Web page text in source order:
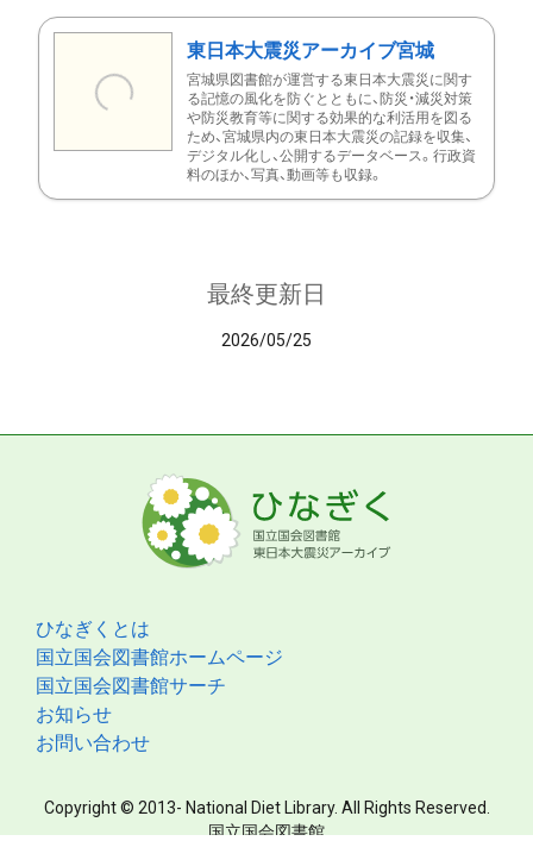
東日本大震災アーカイブ宮城
宮城県図書館が運営する東日本大震災に関す
る記憶の風化を防ぐとともに、防災・減災対策
や防災教育等に関する効果的な利活用を図る
ため、宮城県内の東日本大震災の記録を収集、
デジタル化し、公開するデータベース。行政資
料のほか、写真、動画等も収録。
最終更新日
2026/05/25
ひなぎくとは
国立国会図書館ホームページ
国立国会図書館サーチ
お知らせ
お問い合わせ
Copyright © 2013- National Diet Library. All Rights Reserved.